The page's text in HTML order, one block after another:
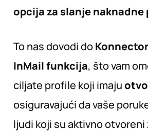
opcija za slanje naknadne
To nas dovodi do
InMail funkcija, što vam
ciljate profile koji imaju
osiguravajući da vaše
ljudi koji su aktivno otvoreni